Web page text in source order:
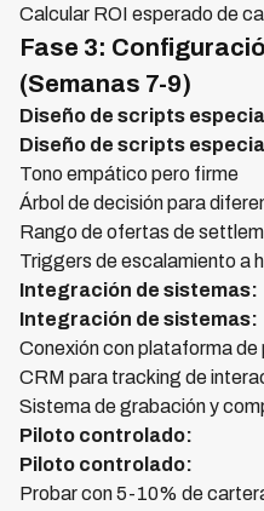
Calcular ROI esperado de
Fase 3:
(Semanas 7-9)
Diseño de scripts
Diseño de scripts
Tono empático pero firme
Árbol de decisión para
Rango de ofertas de
Triggers de escalamiento a
Integración de sistemas:
Integración de sistemas:
Conexión con plataforma de
CRM para tracking de
Sistema de grabación y
Piloto controlado:
Piloto controlado:
Probar con 5-10% de